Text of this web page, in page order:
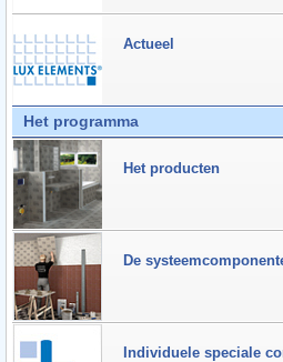
Actueel
Het programma
Het producten
De
Individuele speciale